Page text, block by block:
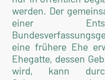
werden. Der
einer
eine frühere Ehe
Ehegatte, dessen
wird, kann